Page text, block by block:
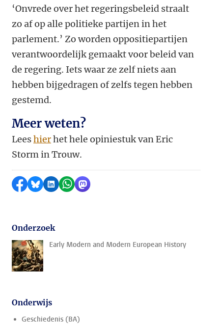
‘Onvrede over het regeringsbeleid straalt
zo af op alle politieke partijen in het
parlement.’ Zo worden oppositiepartijen
verantwoordelijk gemaakt voor beleid van
de regering. Iets waar ze zelf niets aan
hebben bijgedragen of zelfs tegen hebben
gestemd.
Meer weten?
Leeshierhet hele opiniestuk van Eric
Storm in Trouw.
Delen op Facebook
Delen via Bluesky
Delen op LinkedIn
Delen via WhatsApp
Delen via Mastodon
Onderzoek
Early Modern and Modern European History
Onderwijs
Geschiedenis (BA)